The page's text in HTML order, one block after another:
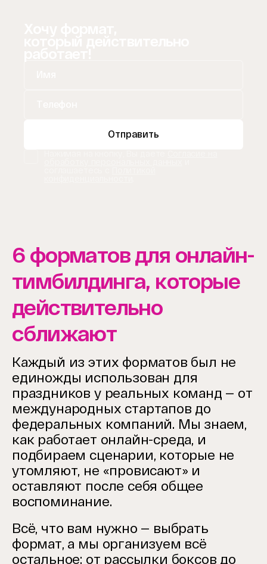
Отправить
6 форматов для онлайн-
тимбилдинга, которые
действительно
сближают
Каждый из этих форматов был не
единожды использован для
праздников у реальных команд — от
международных стартапов до
федеральных компаний. Мы знаем,
как работает онлайн-среда, и
подбираем сценарии, которые не
утомляют, не «провисают» и
оставляют после себя общее
воспоминание.
Всё, что вам нужно — выбрать
формат, а мы организуем всё
остальное: от рассылки боксов до